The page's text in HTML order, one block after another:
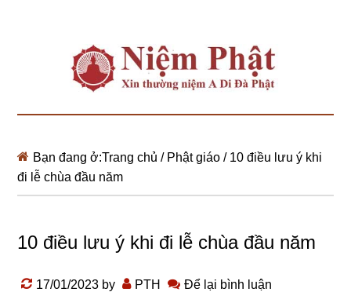
Bạn đang ở:Trang chủ / Phật giáo /10 điều lưu ý khi
đi lễ chùa đầu năm
10 điều lưu ý khi đi lễ chùa đầu năm
17/01/2023 by PTH Để lại bình luận